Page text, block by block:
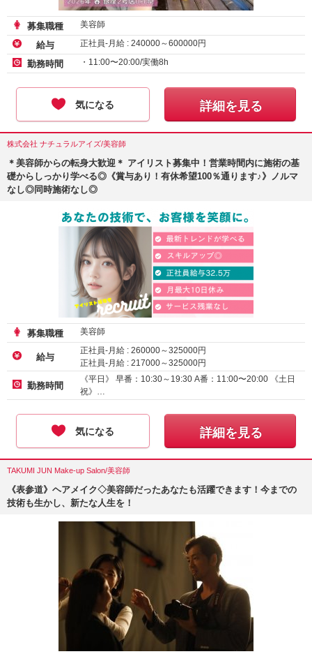
募集職種 美容師
給与 正社員-月給 : 240000～600000円
勤務時間 ・11:00〜20:00/実働8h
気になる 詳細を見る
株式会社 ナチュラルアイズ/美容師
＊美容師からの転身大歓迎＊ アイリスト募集中！営業時間内に施術の基
礎からしっかり学べる◎《賞与あり！有休希望100％通ります♪》ノルマ
なし◎同時施術なし◎
募集職種 美容師
給与
正社員-月給 : 260000～325000円
正社員-月給 : 217000～325000円
勤務時間
《平日》 早番：10:30～19:30 A番：11:00〜20:00 《土日
祝》…
気になる 詳細を見る
TAKUMI JUN Make-up Salon/美容師
《表参道》ヘアメイク◇美容師だったあなたも活躍できます！今までの
技術も生かし、新たな人生を！